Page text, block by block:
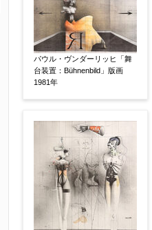
その他
サイン等の有無 【任意】
サイン有(自筆)
鑑定証書付
限定番号 【任意】
制作年 【任意】
パウル・ヴンダーリッヒ「舞
台装置：Bühnenbild」版画
1981年